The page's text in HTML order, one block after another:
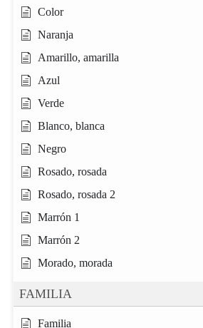
Color
Naranja
Amarillo, amarilla
Azul
Verde
Blanco, blanca
Negro
Rosado, rosada
Rosado, rosada 2
Marrón 1
Marrón 2
Morado, morada
FAMILIA
Familia